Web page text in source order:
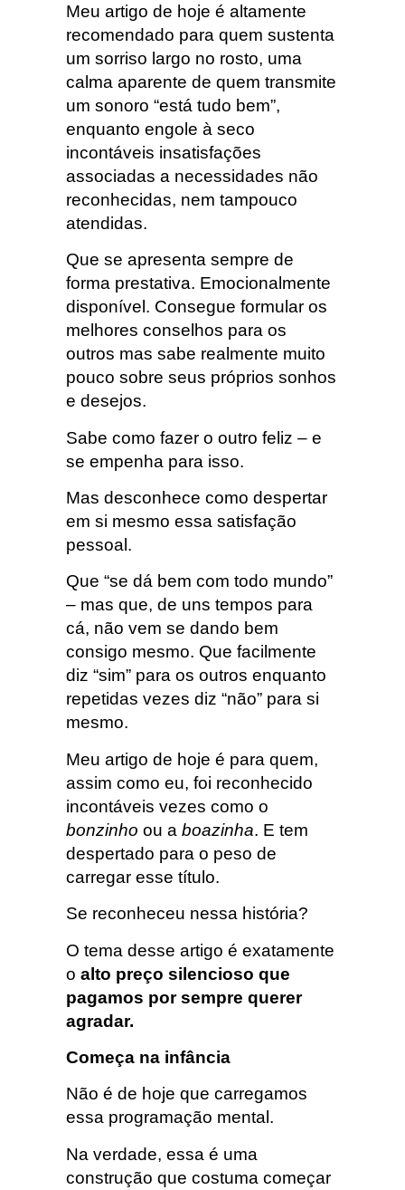
Meu artigo de hoje é altamente
recomendado para quem sustenta
um sorriso largo no rosto, uma
calma aparente de quem transmite
um sonoro “está tudo bem”,
enquanto engole à seco
incontáveis insatisfações
associadas a necessidades não
reconhecidas, nem tampouco
atendidas.
Que se apresenta sempre de
forma prestativa. Emocionalmente
disponível. Consegue formular os
melhores conselhos para os
outros mas sabe realmente muito
pouco sobre seus próprios sonhos
e desejos.
Sabe como fazer o outro feliz – e
se empenha para isso.
Mas desconhece como despertar
em si mesmo essa satisfação
pessoal.
Que “se dá bem com todo mundo”
– mas que, de uns tempos para
cá, não vem se dando bem
consigo mesmo. Que facilmente
diz “sim” para os outros enquanto
repetidas vezes diz “não” para si
mesmo.
Meu artigo de hoje é para quem,
assim como eu, foi reconhecido
incontáveis vezes como o
bonzinho ou a boazinha. E tem
despertado para o peso de
carregar esse título.
Se reconheceu nessa história?
O tema desse artigo é exatamente
o alto preço silencioso que
pagamos por sempre querer
agradar.
Começa na infância
Não é de hoje que carregamos
essa programação mental.
Na verdade, essa é uma
construção que costuma começar